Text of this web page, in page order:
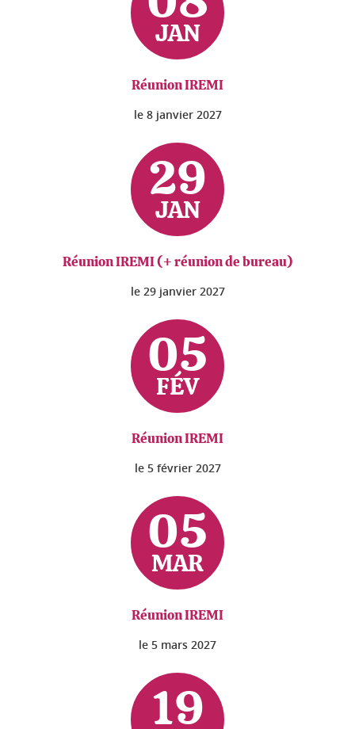
JAN
Réunion IREMI
le 8 janvier 2027
29
JAN
Réunion IREMI (+ réunion de bureau)
le 29 janvier 2027
05
FÉV
Réunion IREMI
le 5 février 2027
05
MAR
Réunion IREMI
le 5 mars 2027
19